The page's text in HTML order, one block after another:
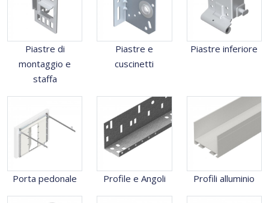
Piastre di
montaggio e
staffa
Piastre e
cuscinetti
Piastre inferiore
Porta pedonale Profile e Angoli Profili alluminio